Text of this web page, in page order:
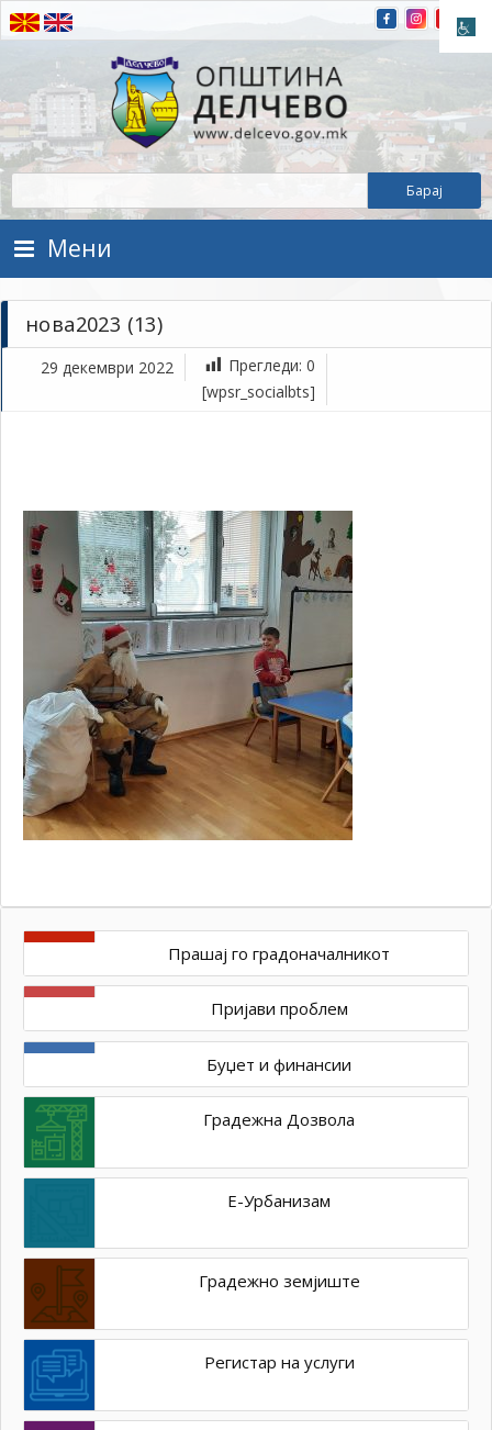
Прескокнете на содржината
Општина Делчево
Општина Делчево
Мени
нова2023 (13)
29 декември 2022 Прегледи: 0
[wpsr_socialbts]
Прашај го градоначалникот
Пријави проблем
Буџет и финансии
Градежна Дозвола
Е-Урбанизам
Градежно земјиште
Регистар на услуги